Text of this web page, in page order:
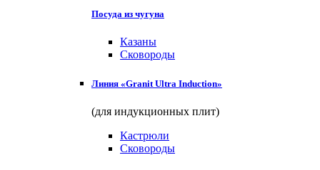
Посуда из чугуна
Казаны
Сковороды
Линия «Granit Ultra Induction»
(для индукционных плит)
Кастрюли
Сковороды